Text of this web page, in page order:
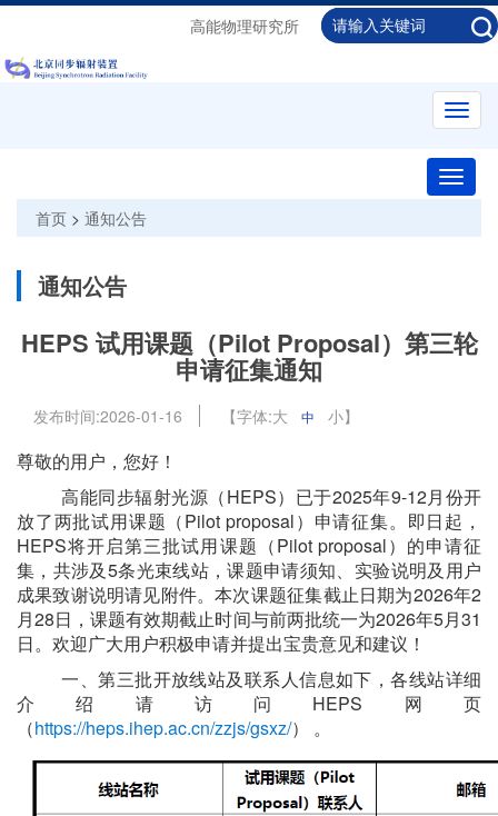
高能物理研究所
Toggle
首页 > 通知公告
通知公告
HEPS 试用课题（Pilot Proposal）第三轮
申请征集通知
发布时间:2026-01-16 【字体:大 中 小】
尊敬的用户，您好！
高能同步辐射光源（HEPS）已于2025年9-12月份开
放了两批试用课题（Pilot proposal）申请征集。即日起，
HEPS将开启第三批试用课题（Pilot proposal）的申请征
集，共涉及5条光束线站，课题申请须知、实验说明及用户
成果致谢说明请见附件。本次课题征集截止日期为2026年2
月28日，课题有效期截止时间与前两批统一为2026年5月31
日。欢迎广大用户积极申请并提出宝贵意见和建议！
一、第三批开放线站及联系人信息如下，各线站详细
介绍请访问HEPS网页
（https://heps.ihep.ac.cn/zzjs/gsxz/） 。